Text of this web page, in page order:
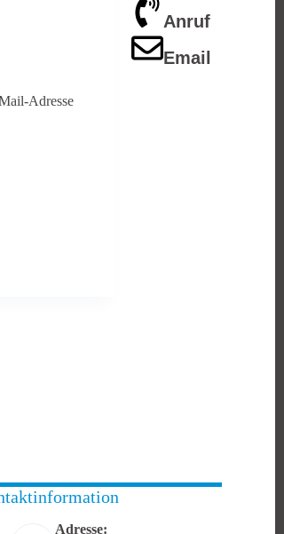
Adresse
Anruf
Email
Adresse: